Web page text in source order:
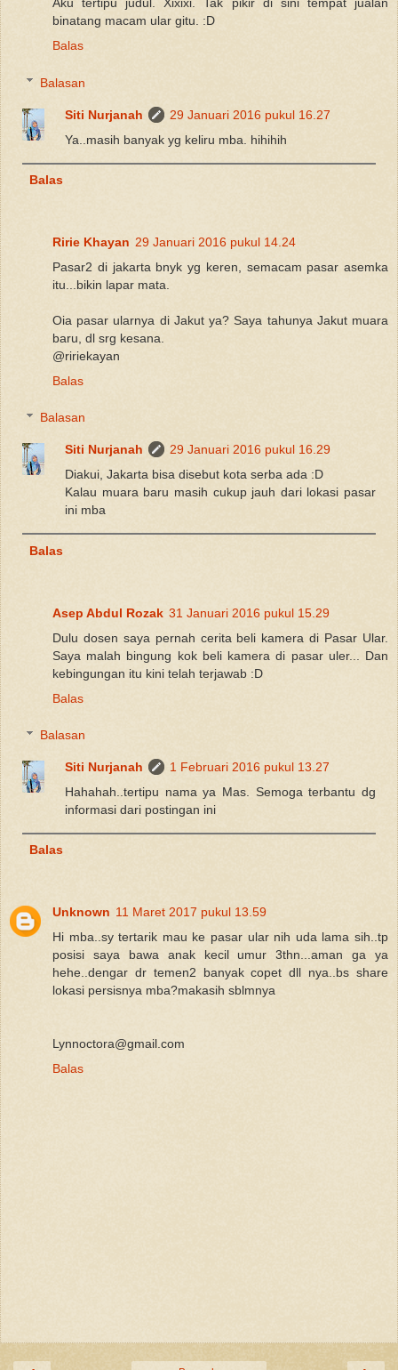
binatang macam ular gitu. :D
Balas
Balasan
Siti Nurjanah
29 Januari 2016 pukul 16.27
Ya..masih banyak yg keliru mba. hihihih
Balas
Ririe Khayan 29 Januari 2016 pukul 14.24
Pasar2 di jakarta bnyk yg keren, semacam pasar asemka
itu...bikin lapar mata.
Oia pasar ularnya di Jakut ya? Saya tahunya Jakut muara
baru, dl srg kesana.
@ririekayan
Balas
Balasan
Siti Nurjanah
29 Januari 2016 pukul 16.29
Diakui, Jakarta bisa disebut kota serba ada :D
Kalau muara baru masih cukup jauh dari lokasi pasar
ini mba
Balas
Asep Abdul Rozak 31 Januari 2016 pukul 15.29
Dulu dosen saya pernah cerita beli kamera di Pasar Ular.
Saya malah bingung kok beli kamera di pasar uler... Dan
kebingungan itu kini telah terjawab :D
Balas
Balasan
Siti Nurjanah
1 Februari 2016 pukul 13.27
Hahahah..tertipu nama ya Mas. Semoga terbantu dg
informasi dari postingan ini
Balas
Unknown 11 Maret 2017 pukul 13.59
Hi mba..sy tertarik mau ke pasar ular nih uda lama sih..tp
posisi saya bawa anak kecil umur 3thn...aman ga ya
hehe..dengar dr temen2 banyak copet dll nya..bs share
lokasi persisnya mba?makasih sblmnya
Lynnoctora@gmail.com
Balas